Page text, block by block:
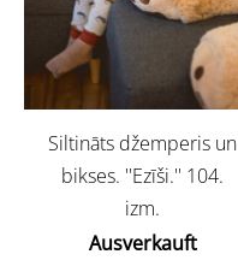
Siltināts džemperis un
bikses. ''Ezīši.'' 104.
izm.
Ausverkauft